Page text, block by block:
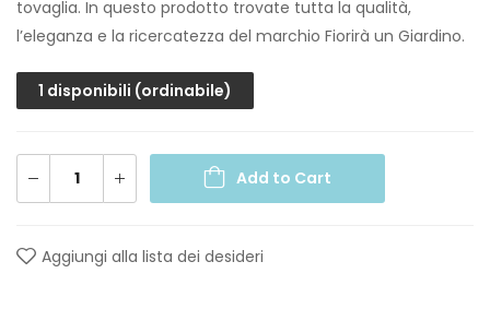
tovaglia. In questo prodotto trovate tutta la qualità,
l’eleganza e la ricercatezza del marchio Fiorirà un Giardino.
1 disponibili (ordinabile)
Add to Cart
Aggiungi alla lista dei desideri